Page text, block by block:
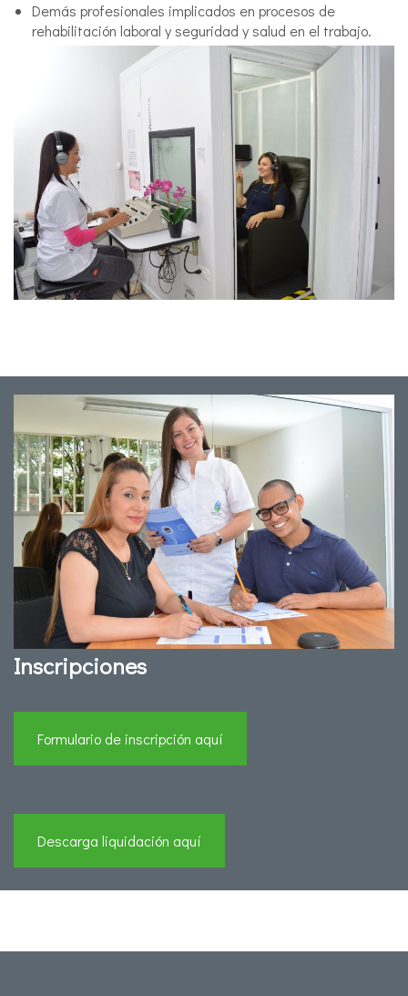
Demás profesionales implicados en procesos de
rehabilitación laboral y seguridad y salud en el trabajo.
Inscripciones
Formulario de inscripción aquí
Descarga liquidación aquí